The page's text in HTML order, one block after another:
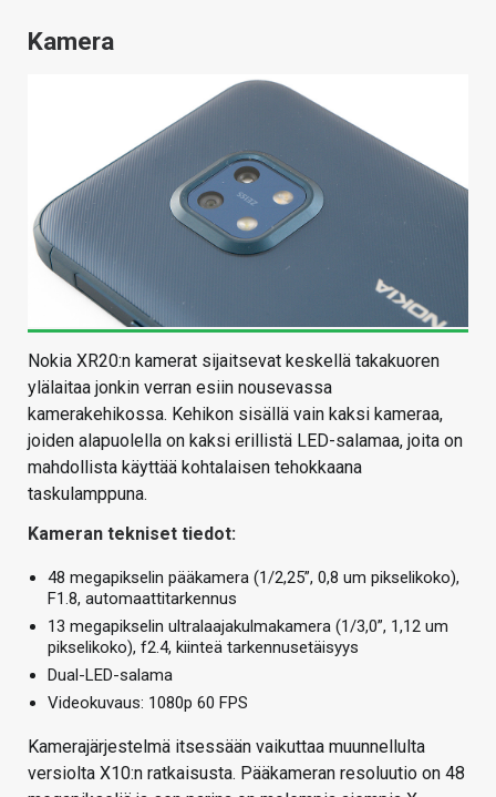
Kamera
Nokia XR20:n kamerat sijaitsevat keskellä takakuoren
ylälaitaa jonkin verran esiin nousevassa
kamerakehikossa. Kehikon sisällä vain kaksi kameraa,
joiden alapuolella on kaksi erillistä LED-salamaa, joita on
mahdollista käyttää kohtalaisen tehokkaana
taskulamppuna.
Kameran tekniset tiedot:
48 megapikselin pääkamera (1/2,25”, 0,8 um pikselikoko),
F1.8, automaattitarkennus
13 megapikselin ultralaajakulmakamera (1/3,0”, 1,12 um
pikselikoko), f2.4, kiinteä tarkennusetäisyys
Dual-LED-salama
Videokuvaus: 1080p 60 FPS
Kamerajärjestelmä itsessään vaikuttaa muunnellulta
versiolta X10:n ratkaisusta. Pääkameran resoluutio on 48